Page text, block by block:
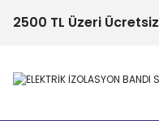
2500 TL Üzeri